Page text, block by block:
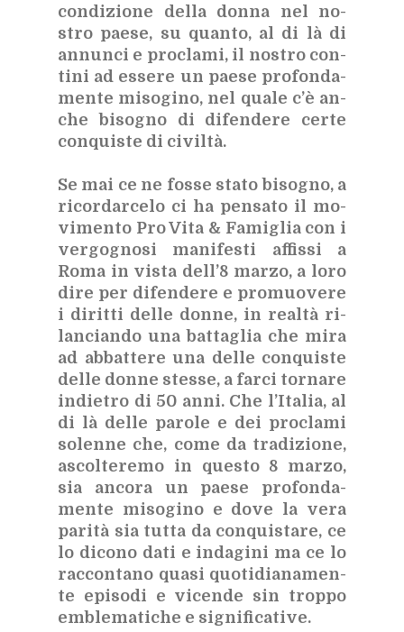
con­di­zio­ne del­la don­na nel no­
stro pae­se, su quan­to, al di là di
an­nun­ci e pro­cla­mi, il no­stro con­
ti­ni ad es­se­re un pae­se pro­fon­da­
men­te mi­so­gi­no, nel qua­le c’è an­
che bi­so­gno di di­fen­de­re cer­te
con­qui­ste di ci­vil­tà.
Se mai ce ne fos­se sta­to bi­so­gno, a
ri­cor­dar­ce­lo ci ha pen­sa­to il mo­
vi­men­to Pro Vita & Fa­mi­glia con i
ver­go­gno­si ma­ni­fe­sti af­fis­si a
Roma in vi­sta del­l’8 mar­zo, a loro
dire per di­fen­de­re e pro­muo­ve­re
i di­rit­ti del­le don­ne, in real­tà ri­
lan­cian­do una bat­ta­glia che mira
ad ab­bat­te­re una del­le con­qui­ste
del­le don­ne stes­se, a far­ci tor­na­re
in­die­tro di 50 anni. Che l’I­ta­lia, al
di là del­le pa­ro­le e dei pro­cla­mi
so­len­ne che, come da tra­di­zio­ne,
ascol­te­re­mo in que­sto 8 mar­zo,
sia an­co­ra un pae­se pro­fon­da­
men­te mi­so­gi­no e dove la vera
pa­ri­tà sia tut­ta da con­qui­sta­re, ce
lo di­co­no dati e in­da­gi­ni ma ce lo
rac­con­ta­no qua­si quo­ti­dia­na­men­
te epi­so­di e vi­cen­de sin trop­po
em­ble­ma­ti­che e si­gni­fi­ca­ti­ve.